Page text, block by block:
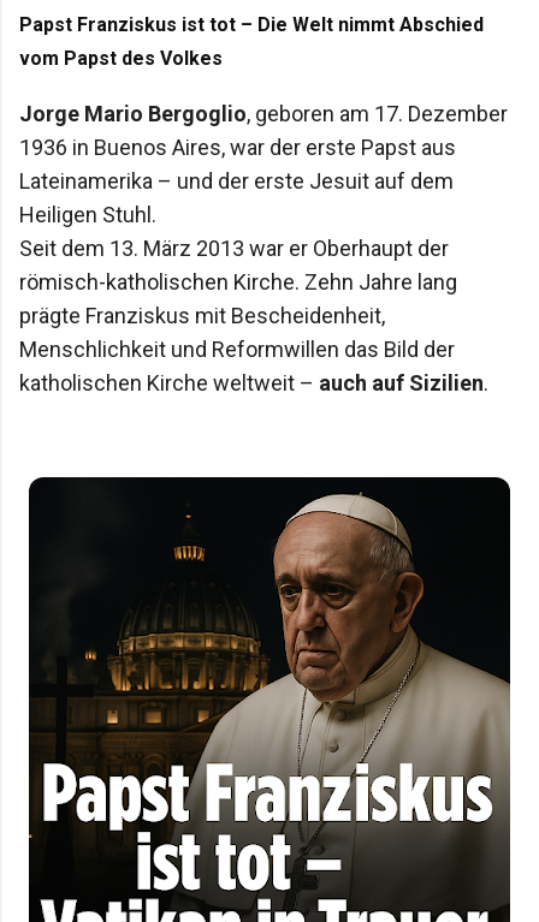
Papst Franziskus ist tot – Die Welt nimmt Abschied
vom Papst des Volkes
Jorge Mario Bergoglio, geboren am 17. Dezember
1936 in Buenos Aires, war der erste Papst aus
Lateinamerika – und der erste Jesuit auf dem
Heiligen Stuhl.
Seit dem 13. März 2013 war er Oberhaupt der
römisch-katholischen Kirche. Zehn Jahre lang
prägte Franziskus mit Bescheidenheit,
Menschlichkeit und Reformwillen das Bild der
katholischen Kirche weltweit – auch auf Sizilien.